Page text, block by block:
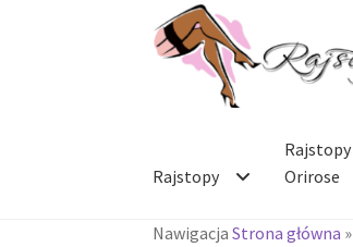
Przejdź
do
nawigacji
Przejdź
do
treści
Rajstopy
Rajstopy
Orirose
NawigacjaStrona główna »